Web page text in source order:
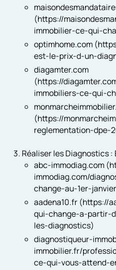
(https://
immobilier-ce-qui-
optimhome.com
est-le-prix-d-un-
diagamter.com
(https://
immobiliers-ce-qui-
(https://
reglementation-dpe-
Réaliser les Diagnostics
abc-immodiag.com
immodiag.com/
change-au-1er-
aadena10.fr (https://
qui-change-a-partir-
les-diagnostics)
diagnostiqueur-
immobilier.fr/
ce-qui-vous-attend-